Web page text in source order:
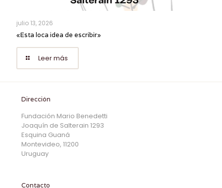
julio 13, 2026
«Esta loca idea de escribir»
Leer más
Dirección
Fundación Mario Benedetti
Joaquín de Salterain 1293
Esquina Guaná
Montevideo, 11200
Uruguay
Contacto